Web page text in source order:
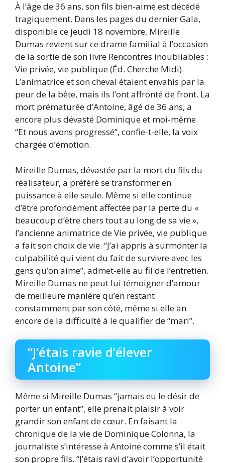
À l’âge de 36 ans, son fils bien-aimé est décédé
tragiquement. Dans les pages du dernier Gala,
disponible ce jeudi 18 novembre, Mireille
Dumas revient sur ce drame familial à l’occasion
de la sortie de son livre Rencontres inoubliables :
Vie privée, vie publique (Éd. Cherche Midi).
L’animatrice et son cheval étaient envahis par la
peur de la bête, mais ils l’ont affronté de front. La
mort prématurée d’Antoine, âgé de 36 ans, a
encore plus dévasté Dominique et moi-même.
“Et nous avons progressé”, confie-t-elle, la voix
chargée d’émotion.
Mireille Dumas, dévastée par la mort du fils du
réalisateur, a préféré se transformer en
puissance à elle seule. Même si elle continue
d’être profondément affectée par la perte du «
beaucoup d’être chers tout au long de sa vie »,
l’ancienne animatrice de Vie privée, vie publique
a fait son choix de vie. “J’ai appris à surmonter la
culpabilité qui vient du fait de survivre avec les
gens qu’on aime”, admet-elle au fil de l’entretien.
Mireille Dumas ne peut lui témoigner d’amour
de meilleure manière qu’en restant
constamment par son côté, même si elle an
encore de la difficulté à le qualifier de “mari”.
“J’étais ravie d’élever
Antoine”
Même si Mireille Dumas “jamais eu le désir de
porter un enfant”, elle prenait plaisir à voir
grandir son enfant de cœur. En faisant la
chronique de la vie de Dominique Colonna, la
journaliste s’intéresse à Antoine comme s’il était
son propre fils. “J’étais ravi d’avoir l’opportunité